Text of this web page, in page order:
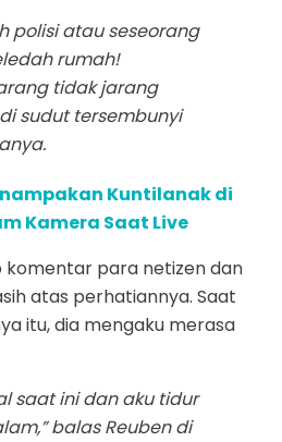
polisi atau seseorang
rumah!
tidak jarang
sudut tersembunyi
Kuntilanak di
Kamera Saat Live
komentar para netizen dan
atas perhatiannya. Saat
itu, dia mengaku merasa
saat ini dan aku tidur
balas Reuben di